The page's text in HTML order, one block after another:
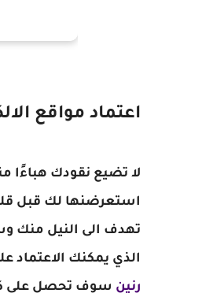
اعتماد مواقع
لا تضيع نقودك هباءًا
استعرضنها لك قبل
تهدف الى النيل منك
الذي يمكنك الاعتماد
رنين سوف تحصل على